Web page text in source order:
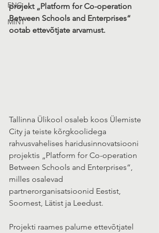
ENG
MINT
projekt „Platform for Co-operation
Between Schools and Enterprises“
ootab ettevõtjate arvamust.
Tallinna Ülikool osaleb koos Ülemiste
City ja teiste kõrgkoolidega
rahvusvahelises haridusinnovatsiooni
projektis „Platform for Co-operation
Between Schools and Enterprises“,
milles osalevad
partnerorganisatsioonid Eestist,
Soomest, Lätist ja Leedust.
Projekti raames palume ettevõtjatel